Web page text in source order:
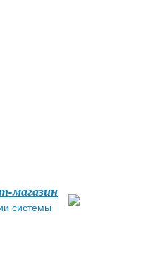
магазин
системы